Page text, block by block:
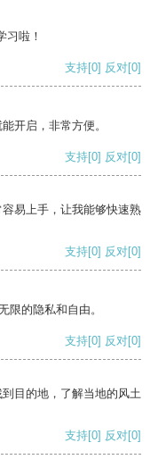
习啦！
支持[0] 反对[0]
开启，非常方便。
支持[0] 反对[0]
易上手，让我能够快速熟
支持[0] 反对[0]
限的隐私和自由。
支持[0] 反对[0]
目的地，了解当地的风土
支持[0] 反对[0]